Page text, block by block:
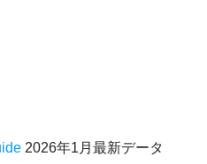
2026年1月最新データ